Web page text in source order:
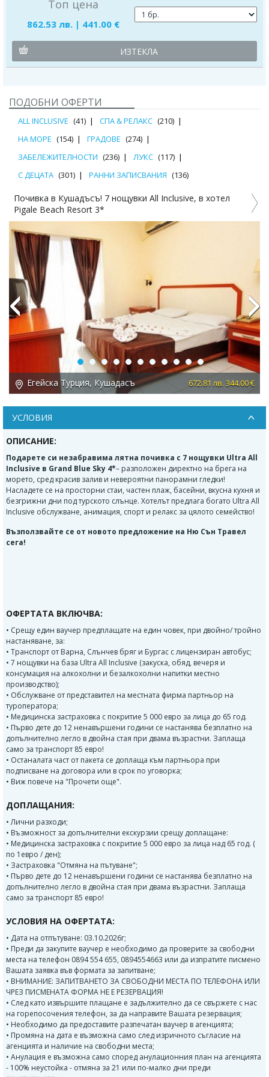
Топ цена
862.53 лв. | 441.00 €
ИЗТЕКЛА
ПОДОБНИ ОФЕРТИ
ALL INCLUSIVE (41) СПА & РЕЛАКС (210)
НА МОРЕ (154) ГРАДОВЕ (274)
ЗАБЕЛЕЖИТЕЛНОСТИ (236) ЛУКС (117)
С ДЕЦАТА (301) РАННИ ЗАПИСВАНИЯ (136)
Почивка в Кушадъсъ! 7 нощувки All Inclusive, в хотел
Pigale Beach Resort 3*
Егейска Турция, Кушадасъ 672.81 лв. 344.00 €
Next
УСЛОВИЯ
ОПИСАНИЕ:
Подарете си незабравима лятна почивка с 7 нощувки Ultra All
Inclusive в Grand Blue Sky 4*– разположен директно на брега на
морето, сред красив залив и невероятни панорамни гледки!
Насладете се на просторни стаи, частен плаж, басейни, вкусна кухня и
безгрижни дни под турското слънце. Хотелът предлага богато Ultra All
Inclusive обслужване, анимация, спорт и релакс за цялото семейство!
Възползвайте се от новото предложение на Ню Сън Травел
сега!
ОФЕРТАТА ВКЛЮЧВА:
• Срещу един ваучер предплащате на един човек, при двойно/ тройно
настаняване, за:
• Транспорт от Варна, Слънчев бряг и Бургас с лицензиран автобус;
• 7 нощувки на база Ultra All Inclusive (закуска, обяд, вечеря и
консумация на алкохолни и безалкохолни напитки местно
производство);
• Обслужване от представител на местната фирма партньор на
туроператора;
• Mедицинска застраховка с покритие 5 000 еврo за лица до 65 год.
• Първо дете до 12 ненавършени години се настанява безплатно на
допълнително легло в двойна стая при двама възрастни. Заплаща
само за транспорт 85 евро!
• Останалата част от пакета се доплаща към партньора при
подписване на договора или в срок по уговорка;
• Виж повече на "Прочети още".
ДОПЛАЩАНИЯ:
• Лични разходи;
• Възможност за допълнителни екскурзии срещу доплащане:
• Mедицинска застраховка с покритие 5 000 еврo за лица над 65 год. (
по 1евро / ден);
• Застраховка "Отмяна на пътуване";
• Първо дете до 12 ненавършени години се настанява безплатно на
допълнително легло в двойна стая при двама възрастни. Заплаща
само за транспорт 85 евро!
УСЛОВИЯ НА ОФЕРТАТА:
• Дата на отпътуване: 03.10.2026г;
• Преди да закупите ваучер е необходимо да проверите за свободни
места на телефон 0894 554 655, 0894554663 или да изпратите писмено
Вашата заявка във формата за запитване;
• ВНИМАНИЕ: ЗАПИТВАНЕТО ЗА СВОБОДНИ МЕСТА ПО ТЕЛЕФОНА ИЛИ
ЧРЕЗ ПИСМЕНАТА ФОРМА НЕ Е РЕЗЕРВАЦИЯ!
• След като извършите плащане е задължително да се свържете с нас
на горепосочения телефон, за да направите Вашата резервация;
• Необходимо да предоставите разпечатан ваучер в агенцията;
• Промяна на дата е възможна само след изричното съгласие на
агенцията и наличие на свободни места;
• Анулация е възможна само според анулационния план на агенцията
- 100% неустойка - отмяна за 21 или по-малко дни преди